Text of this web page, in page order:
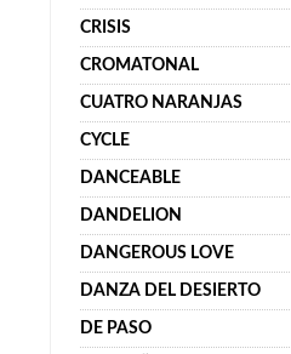
CRISIS
CROMATONAL
CUATRO NARANJAS
CYCLE
DANCEABLE
DANDELION
DANGEROUS LOVE
DANZA DEL DESIERTO
DE PASO